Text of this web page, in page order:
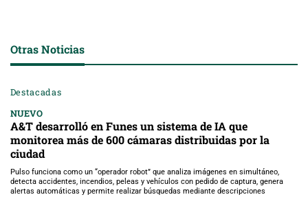
Otras Noticias
Destacadas
NUEVO
A&T desarrolló en Funes un sistema de IA que
monitorea más de 600 cámaras distribuidas por la
ciudad
Pulso funciona como un “operador robot” que analiza imágenes en simultáneo,
detecta accidentes, incendios, peleas y vehículos con pedido de captura, genera
alertas automáticas y permite realizar búsquedas mediante descripciones